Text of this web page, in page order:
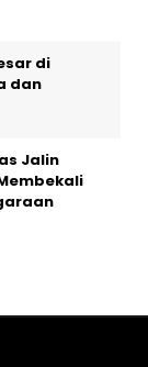
di
dan
Jalin